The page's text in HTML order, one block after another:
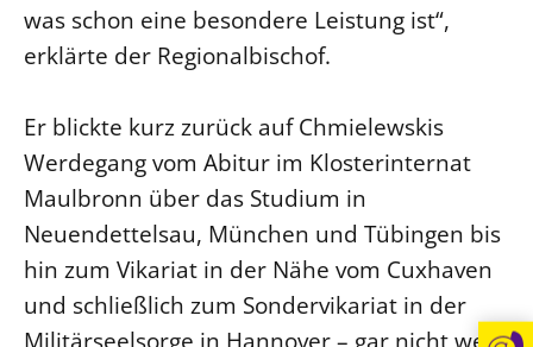
was schon eine besondere Leistung ist“,
erklärte der Regionalbischof.
Er blickte kurz zurück auf Chmielewskis
Werdegang vom Abitur im Klosterinternat
Maulbronn über das Studium in
Neuendettelsau, München und Tübingen bis
hin zum Vikariat in der Nähe vom Cuxhaven
und schließlich zum Sondervikariat in der
Militärseelsorge in Hannover – gar nicht weit